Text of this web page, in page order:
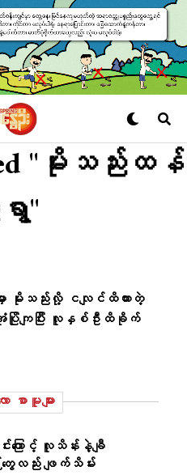
"မိုးသည်းထန်
ာ"
မိုးသည်းလို့ ငလျင်ထိထားတဲ့
ပြိုကျပြီး လူနှစ်ဦးထိခိုက်
စာမူများ
ောင့် လူသိန်းနဲ့ချီ
တွေလည်း ဖျက်သိမ်း